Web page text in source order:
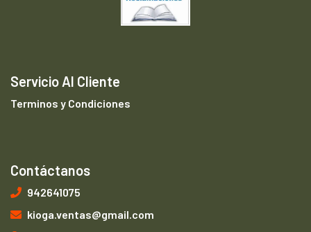
Servicio Al Cliente
Terminos y Condiciones
Contáctanos
942641075
kioga.ventas@gmail.com